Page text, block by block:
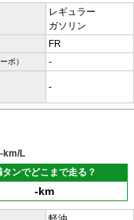
レギュラー
ガソリン
FR
ボ） -
-
-km/L
タンでどこまで走る？
-km